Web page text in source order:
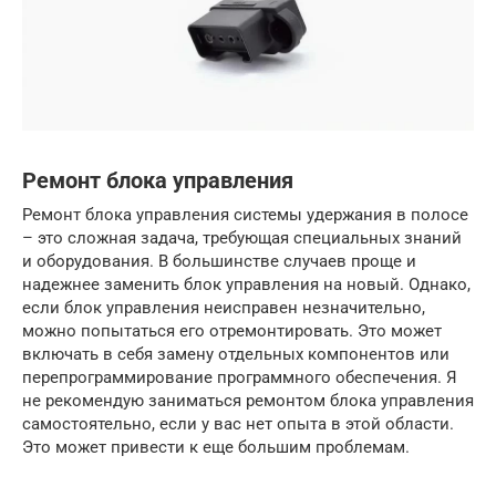
Ремонт блока управления
Ремонт блока управления системы удержания в полосе
– это сложная задача, требующая специальных знаний
и оборудования. В большинстве случаев проще и
надежнее заменить блок управления на новый. Однако,
если блок управления неисправен незначительно,
можно попытаться его отремонтировать. Это может
включать в себя замену отдельных компонентов или
перепрограммирование программного обеспечения. Я
не рекомендую заниматься ремонтом блока управления
самостоятельно, если у вас нет опыта в этой области.
Это может привести к еще большим проблемам.